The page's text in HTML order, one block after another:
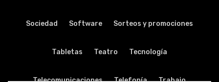
Sociedad Software Sorteos y promociones
Tabletas Teatro Tecnología
Telecomunicaciones Telefonía Trabajo